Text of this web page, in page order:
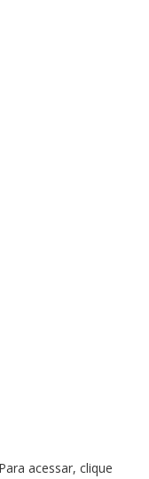
acessar, clique